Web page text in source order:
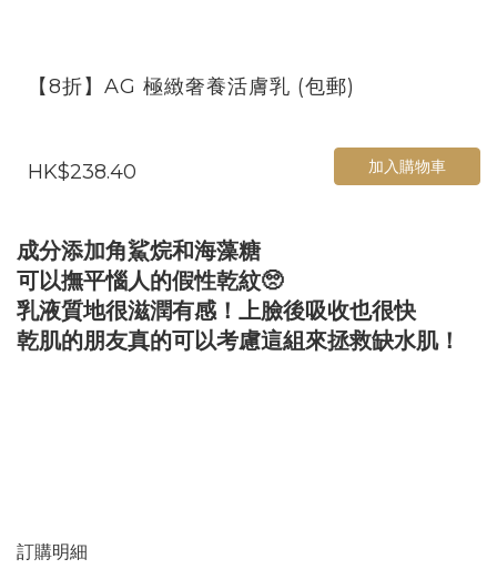
【8折】AG 極緻奢養活膚乳 (包郵)
HK$238.40 加入購物車
成分添加角鯊烷和海藻糖
可以撫平惱人的假性乾紋🥺
乳液質地很滋潤有感！上臉後吸收也很快
乾肌的朋友真的可以考慮這組來拯救缺水肌！
訂購明細